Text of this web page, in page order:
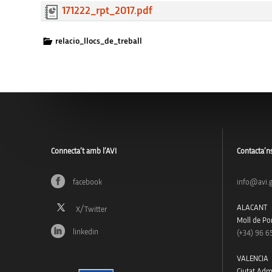
171222_rpt_2017.pdf
relacio_llocs_de_treball
Connecta’t amb l’AVI
facebook
linkedin
ALACANT
Moll de
(+34) 96
VALENCIA